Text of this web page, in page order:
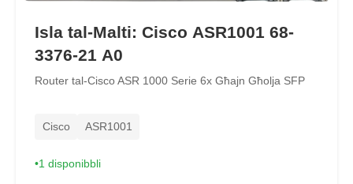
Isla tal-Malti: Cisco ASR1001 68-
3376-21 A0
Router tal-Cisco ASR 1000 Serie 6x Għajn Għolja SFP
Cisco ASR1001
1 disponibbli